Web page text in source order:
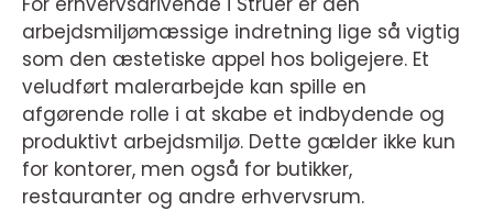
arbejdsmiljømæssige indretning lige så vigtig
som den æstetiske appel hos boligejere. Et
veludført malerarbejde kan spille en
afgørende rolle i at skabe et indbydende og
produktivt arbejdsmiljø. Dette gælder ikke kun
for kontorer, men også for butikker,
restauranter og andre erhvervsrum.